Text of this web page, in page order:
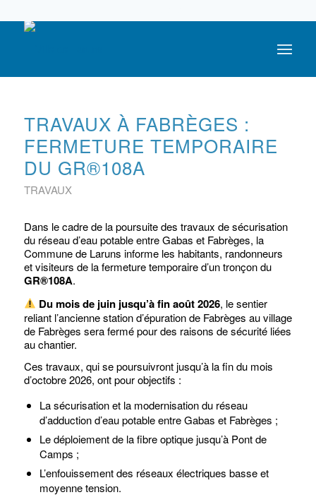
TRAVAUX À FABRÈGES :
FERMETURE TEMPORAIRE
DU GR®108A
TRAVAUX
Dans le cadre de la poursuite des travaux de sécurisation
du réseau d’eau potable entre Gabas et Fabrèges, la
Commune de Laruns informe les habitants, randonneurs
et visiteurs de la fermeture temporaire d’un tronçon du
GR®108A.
Du mois de juin jusqu’à fin août 2026, le sentier
reliant l’ancienne station d’épuration de Fabrèges au village
de Fabrèges sera fermé pour des raisons de sécurité liées
au chantier.
Ces travaux, qui se poursuivront jusqu’à la fin du mois
d’octobre 2026, ont pour objectifs :
La sécurisation et la modernisation du réseau
d’adduction d’eau potable entre Gabas et Fabrèges ;
Le déploiement de la fibre optique jusqu’à Pont de
Camps ;
L’enfouissement des réseaux électriques basse et
moyenne tension.